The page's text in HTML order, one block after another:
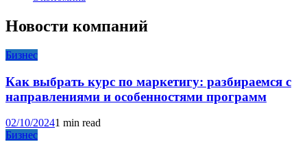
Новости компаний
Бизнес
Как выбрать курс по маркетигу: разбираемся с
направлениями и особенностями программ
02/10/20241 min read
Бизнес